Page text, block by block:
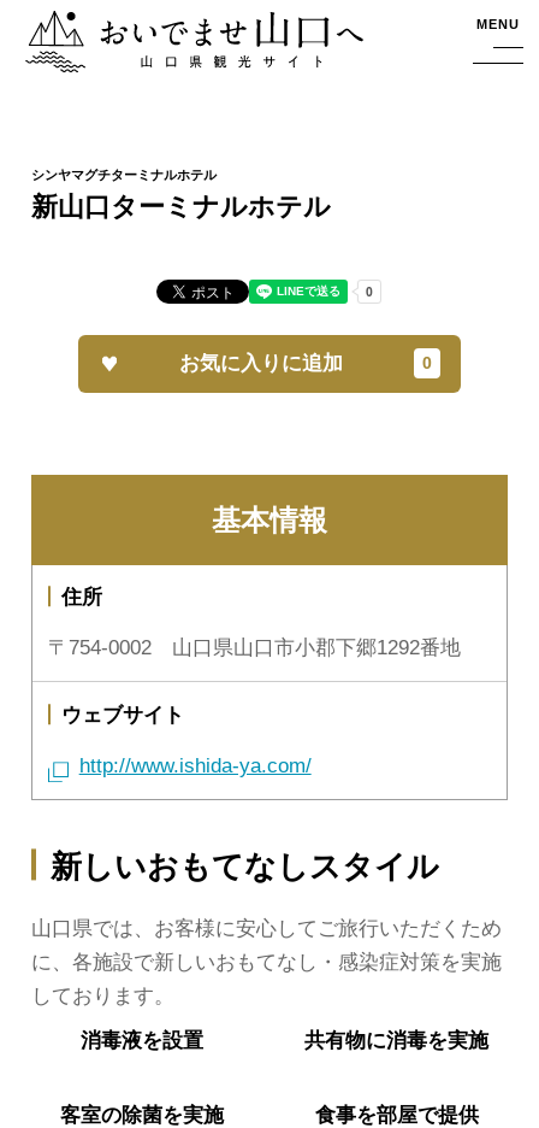
おいでませ山口へー山口県観光サイト MENU
新山口ターミナルホテル
お気に入りに追加
基本情報
住所
〒754-0002 山口県山口市小郡下郷1292番地
ウェブサイト
http://www.ishida-ya.com/
新しいおもてなしスタイル
山口県では、お客様に安心してご旅行いただくため
に、各施設で新しいおもてなし・感染症対策を実施
しております。
消毒液を設置 共有物に消毒を実施
客室の除菌を実施 食事を部屋で提供